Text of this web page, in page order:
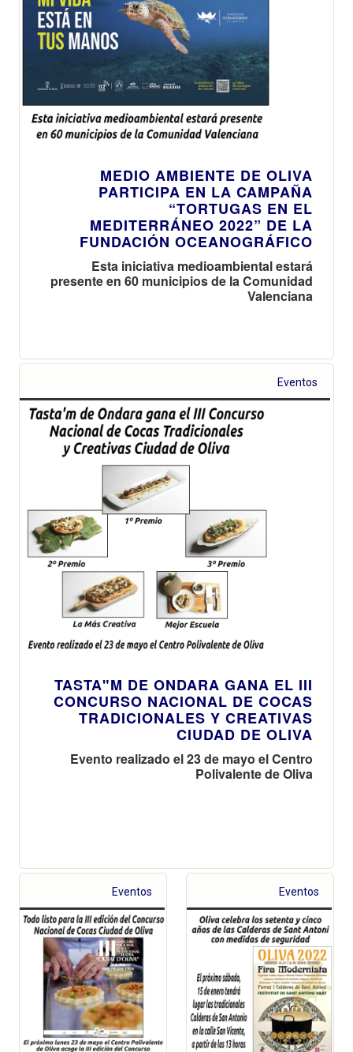
MEDIO AMBIENTE DE OLIVA
PARTICIPA EN LA CAMPAÑA
“TORTUGAS EN EL
MEDITERRÁNEO 2022” DE LA
FUNDACIÓN OCEANOGRÁFICO
Esta iniciativa medioambiental estará
presente en 60 municipios de la Comunidad
Valenciana
Eventos
TASTA"M DE ONDARA GANA EL III
CONCURSO NACIONAL DE COCAS
TRADICIONALES Y CREATIVAS
CIUDAD DE OLIVA
Evento realizado el 23 de mayo el Centro
Polivalente de Oliva
Eventos Eventos